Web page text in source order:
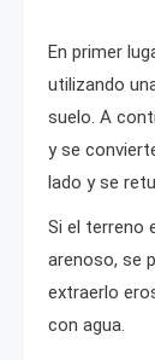
En primer
utilizando
suelo. A
y se
lado y se
Si el terreno
arenoso, se
extraerlo
con agua.